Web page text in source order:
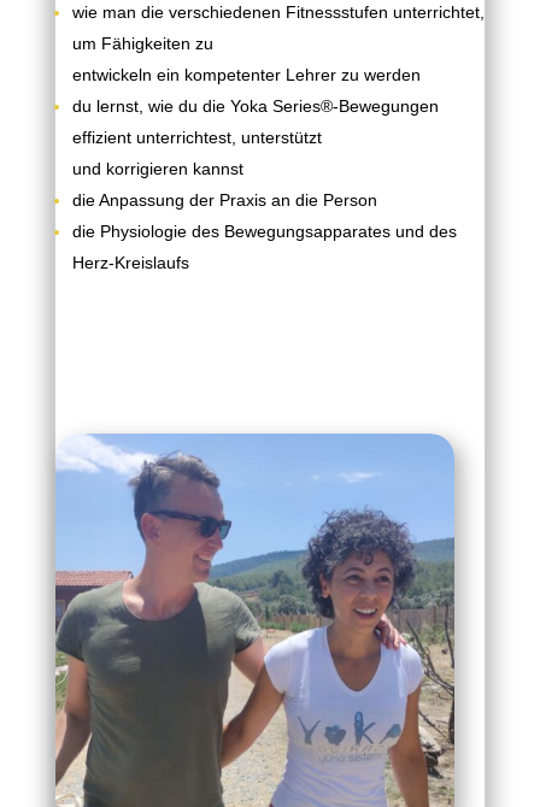
wie man die verschiedenen Fitnessstufen unterrichtet,
um Fähigkeiten zu
entwickeln ein kompetenter Lehrer zu werden
du lernst, wie du die Yoka Series®-Bewegungen
effizient unterrichtest, unterstützt
und korrigieren kannst
die Anpassung der Praxis an die Person
die Physiologie des Bewegungsapparates und des
Herz-Kreislaufs